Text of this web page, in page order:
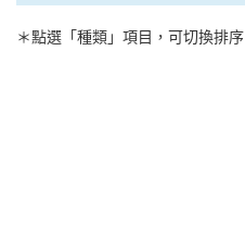
＊點選「種類」項目，可切換排序